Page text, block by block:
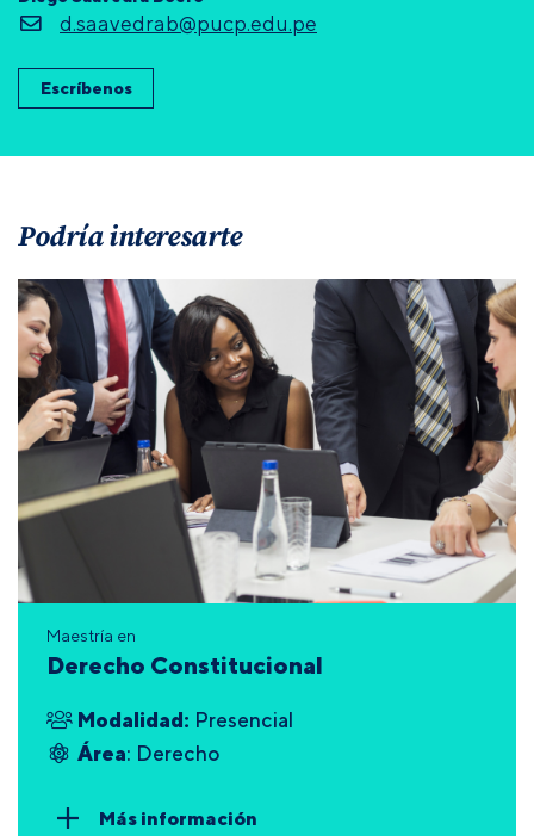
d.saavedrab@pucp.edu.pe
Escríbenos
Podría interesarte
Maestría en
Derecho Constitucional
Modalidad: Presencial
Área: Derecho
Más información